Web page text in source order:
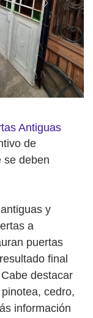
Antiguas
de
se deben
y
a
puertas
final
destacar
cedro,
información